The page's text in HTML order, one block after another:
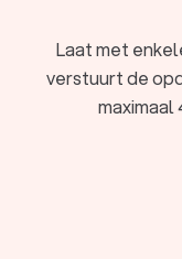
Forensisch
onderzoeken
van
Laat met
verstuurt de